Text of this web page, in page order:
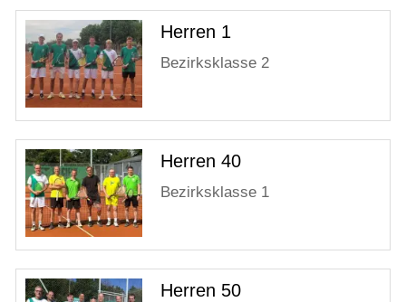
Herren 1
Bezirksklasse 2
Herren 40
Bezirksklasse 1
Herren 50